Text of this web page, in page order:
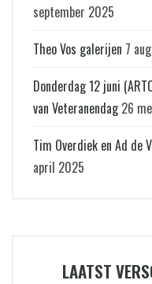
september 2025
Theo Vos galerijen 7
Donderdag 12 juni
van Veteranendag 26
Tim Overdiek en Ad de
april 2025
LAATST